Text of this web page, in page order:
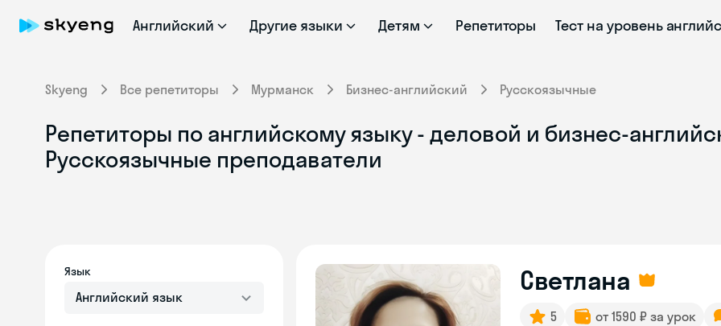
Английский Другие языки Детям Репетиторы Тест на уровень
Skyeng Все репетиторы Мурманск Бизнес-английский Русскоязычные
Репетиторы по английскому языку - деловой и бизнес-
Русскоязычные преподаватели
Язык
Английский язык
Светлана
5 от 1590 ₽ за урок